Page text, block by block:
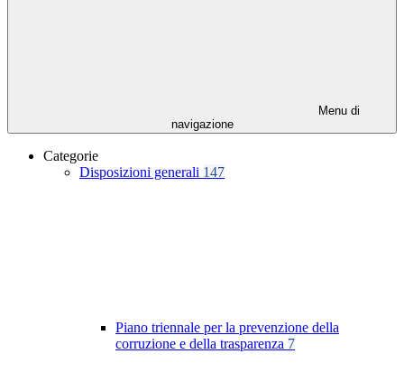
Menu di
navigazione
Categorie
Disposizioni generali 147
Piano triennale per la prevenzione della
corruzione e della trasparenza 7